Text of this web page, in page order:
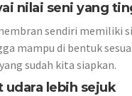
nilai seni yang
sendiri memiliki
mampu di bentuk
sudah kita siapkan.
udara lebih sejuk